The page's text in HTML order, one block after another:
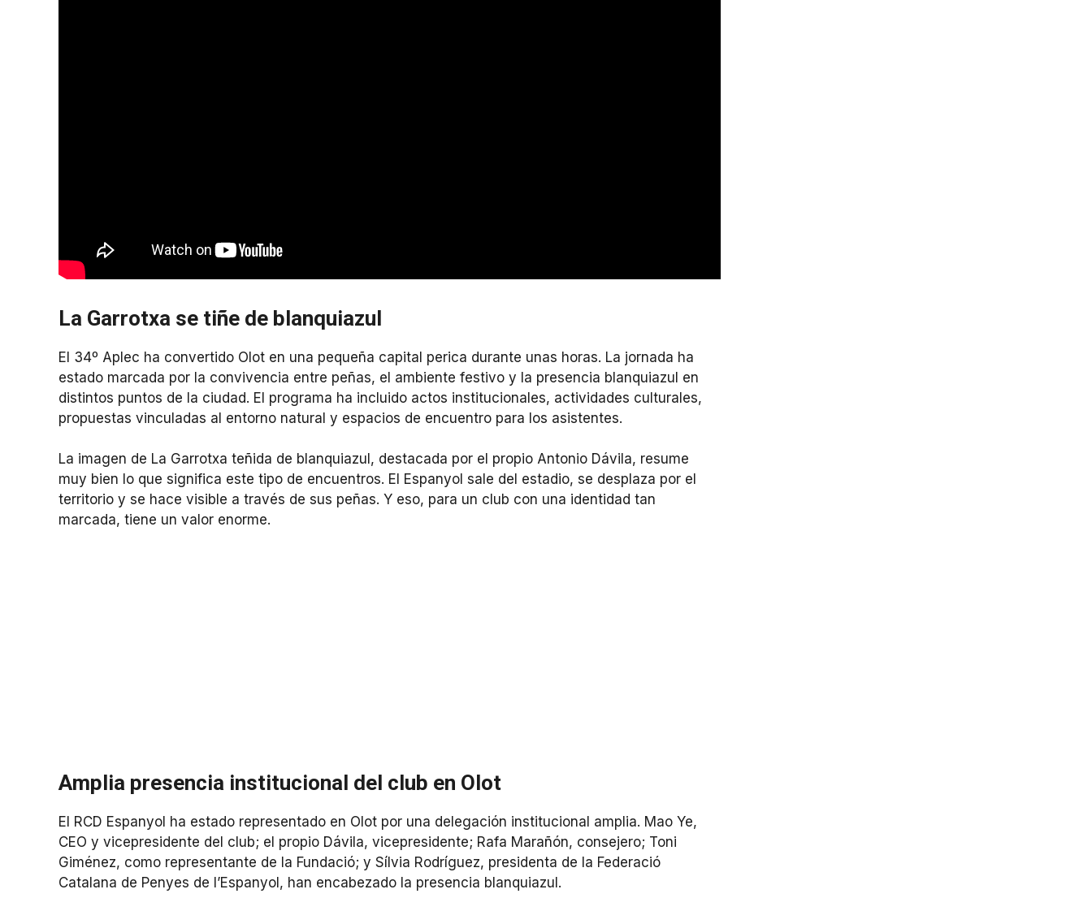
La Garrotxa se tiñe de blanquiazul
El 34º Aplec ha convertido Olot en una pequeña capital perica durante unas horas. La jornada ha
estado marcada por la convivencia entre peñas, el ambiente festivo y la presencia blanquiazul en
distintos puntos de la ciudad. El programa ha incluido actos institucionales, actividades culturales,
propuestas vinculadas al entorno natural y espacios de encuentro para los asistentes.
La imagen de La Garrotxa teñida de blanquiazul, destacada por el propio Antonio Dávila, resume
muy bien lo que significa este tipo de encuentros. El Espanyol sale del estadio, se desplaza por el
territorio y se hace visible a través de sus peñas. Y eso, para un club con una identidad tan
marcada, tiene un valor enorme.
Amplia presencia institucional del club en Olot
El RCD Espanyol ha estado representado en Olot por una delegación institucional amplia. Mao Ye,
CEO y vicepresidente del club; el propio Dávila, vicepresidente; Rafa Marañón, consejero; Toni
Giménez, como representante de la Fundació; y Sílvia Rodríguez, presidenta de la Federació
Catalana de Penyes de l’Espanyol, han encabezado la presencia blanquiazul.